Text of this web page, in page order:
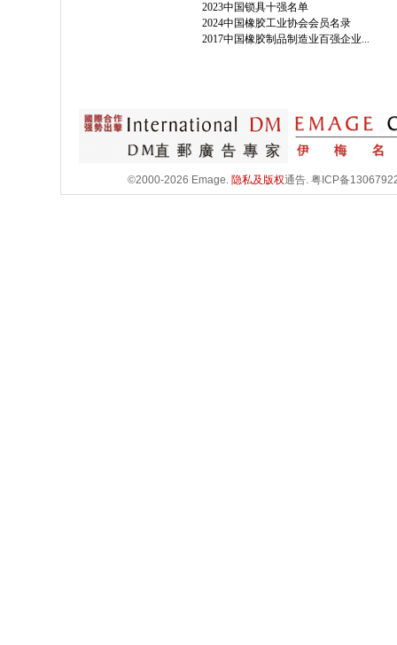
2023中国锁具十强名单
2024中国橡胶工业协会会员名录
2017中国橡胶制品制造业百强企业...
©2000-2026 Emage. 隐私及版权通告. 粤ICP备